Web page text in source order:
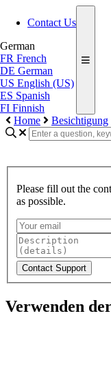
Contact Us
German
FR French
DE German
US English (US)
ES Spanish
FI Finnish
Home
Besichtigung
Please fill out the
as possible.
Contact Support
Verwenden